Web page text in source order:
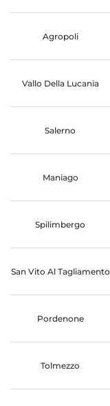
Agropoli
Vallo Della Lucania
Salerno
Maniago
Spilimbergo
San Vito Al Tagliamento
Pordenone
Tolmezzo